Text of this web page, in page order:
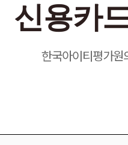
신용카
한국아이티평가